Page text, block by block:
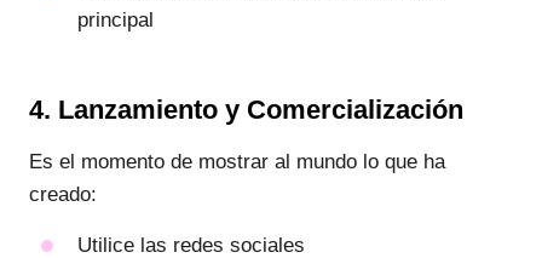
principal
4. Lanzamiento y Comercialización
Es el momento de mostrar al mundo lo que ha
creado:
Utilice las redes sociales